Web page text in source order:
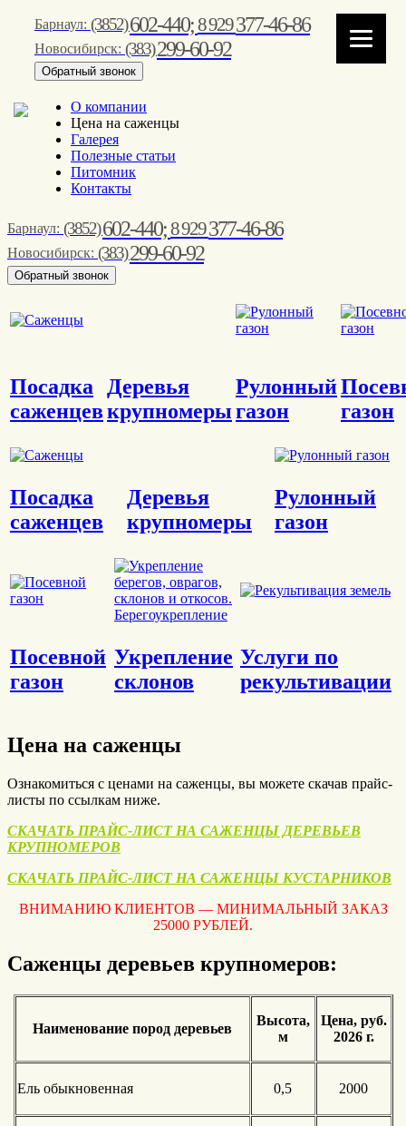
Барнаул: (3852)602-440;8 929377-46-86
Новосибирск: (383)299-60-92
Обратный звонок
О компании
Цена на саженцы
Галерея
Полезные статьи
Питомник
Контакты
Барнаул: (3852)602-440;8 929377-46-86
Новосибирск: (383)299-60-92
Обратный звонок
Посадка
саженцев
Деревья
крупномеры
Рулонный
газон
газон
Посадка
саженцев
Деревья
крупномеры
Рулонный
газон
Посевной
газон
Укрепление
склонов
Услуги по
рекультивации
Цена на саженцы
Ознакомиться с ценами на саженцы, вы можете скачав прайс-
листы по ссылкам ниже.
СКАЧАТЬ ПРАЙС-ЛИСТ НА САЖЕНЦЫ ДЕРЕВЬЕВ
КРУПНОМЕРОВ
СКАЧАТЬ ПРАЙС-ЛИСТ НА САЖЕНЦЫ КУСТАРНИКОВ
ВНИМАНИЮ КЛИЕНТОВ — МИНИМАЛЬНЫЙ ЗАКАЗ
25000 РУБЛЕЙ.
Саженцы деревьев крупномеров:
Наименование пород деревьев
Высота,
м
Цена, руб.
2026 г.
Ель обыкновенная 0,5 2000